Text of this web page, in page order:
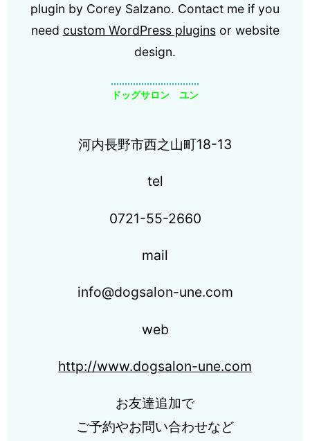
plugin by Corey Salzano. Contact me if you
need custom WordPress pluginsor website
design.
ドッグサロン ユン
河内長野市西之山町18-13
tel
0721-55-2660
mail
info@dogsalon-une.com
web
http://www.dogsalon-une.com
お友達追加で
ご予約やお問い合わせなど